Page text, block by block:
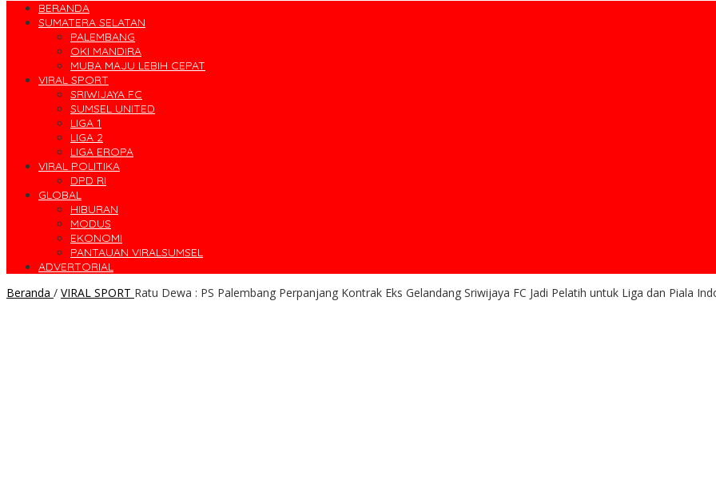
BERANDA
SUMATERA SELATAN
PALEMBANG
OKI MANDIRA
MUBA MAJU LEBIH CEPAT
VIRAL SPORT
SRIWIJAYA FC
SUMSEL UNITED
LIGA 1
LIGA 2
LIGA EROPA
VIRAL POLITIKA
DPD RI
GLOBAL
HIBURAN
MODUS
EKONOMI
PANTAUAN VIRALSUMSEL
ADVERTORIAL
Beranda / VIRAL SPORT Ratu Dewa : PS Palembang Perpanjang Kontrak Eks Gelandang Sriwijaya FC Jadi Pelatih untuk Liga dan Piala